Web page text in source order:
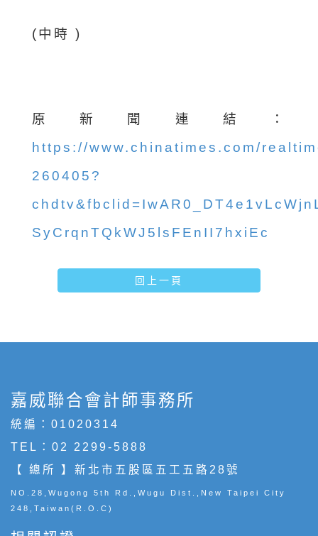
(中時 )
原新聞連結：
https://www.chinatimes.com/
260405?
SyCrqnTQkWJ5lsFEnII7hxiEc
回上一頁
嘉威聯合會計師事務所
統編：01020314
TEL： 02 2299-5888
【 總所 】新北市五股區五工五路28號
NO.28,Wugong 5th Rd.,Wugu Dist.,New Taipei City
248,Taiwan(R.O.C)